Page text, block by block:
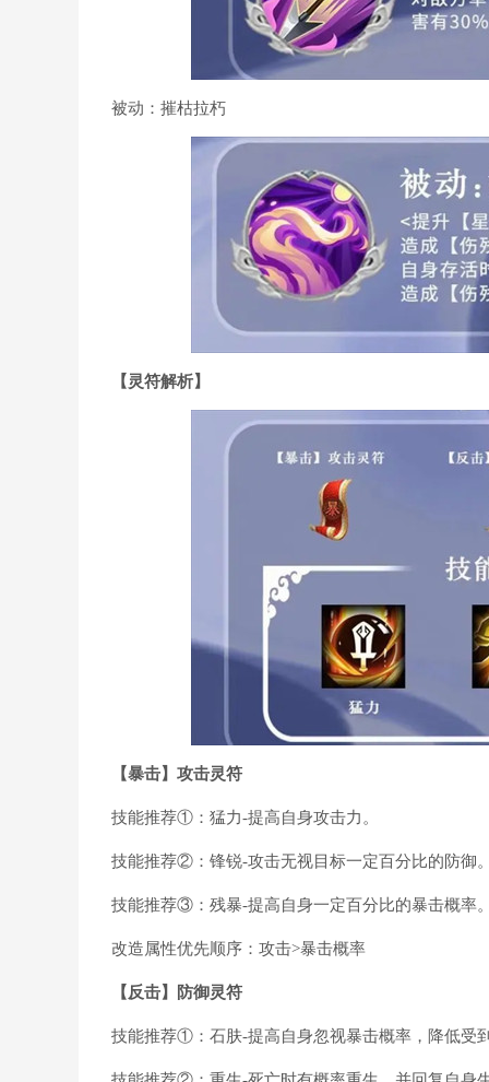
被动：摧枯拉朽
【灵符解析】
【暴击】攻击灵符
技能推荐①：猛力-提高自身攻击力。
技能推荐②：锋锐-攻击无视目标一定百分比的防御。
技能推荐③：残暴-提高自身一定百分比的暴击概率。
改造属性优先顺序：攻击>暴击概率
【反击】防御灵符
技能推荐①：石肤-提高自身忽视暴击概率，降低受